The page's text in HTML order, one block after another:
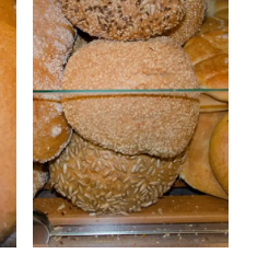
können
auf
der
Produktseite
gewählt
werden